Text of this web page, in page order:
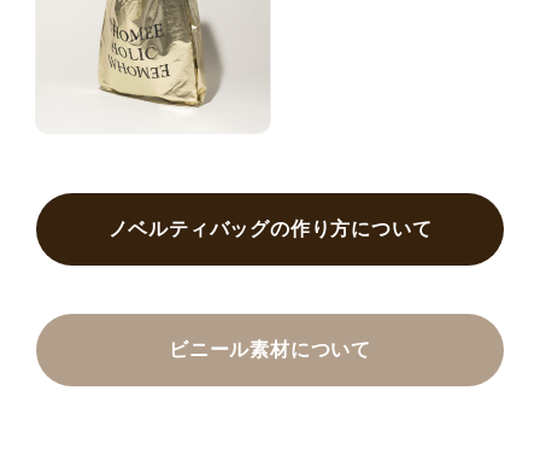
ノベルティバッグの作り方について
ビニール素材について